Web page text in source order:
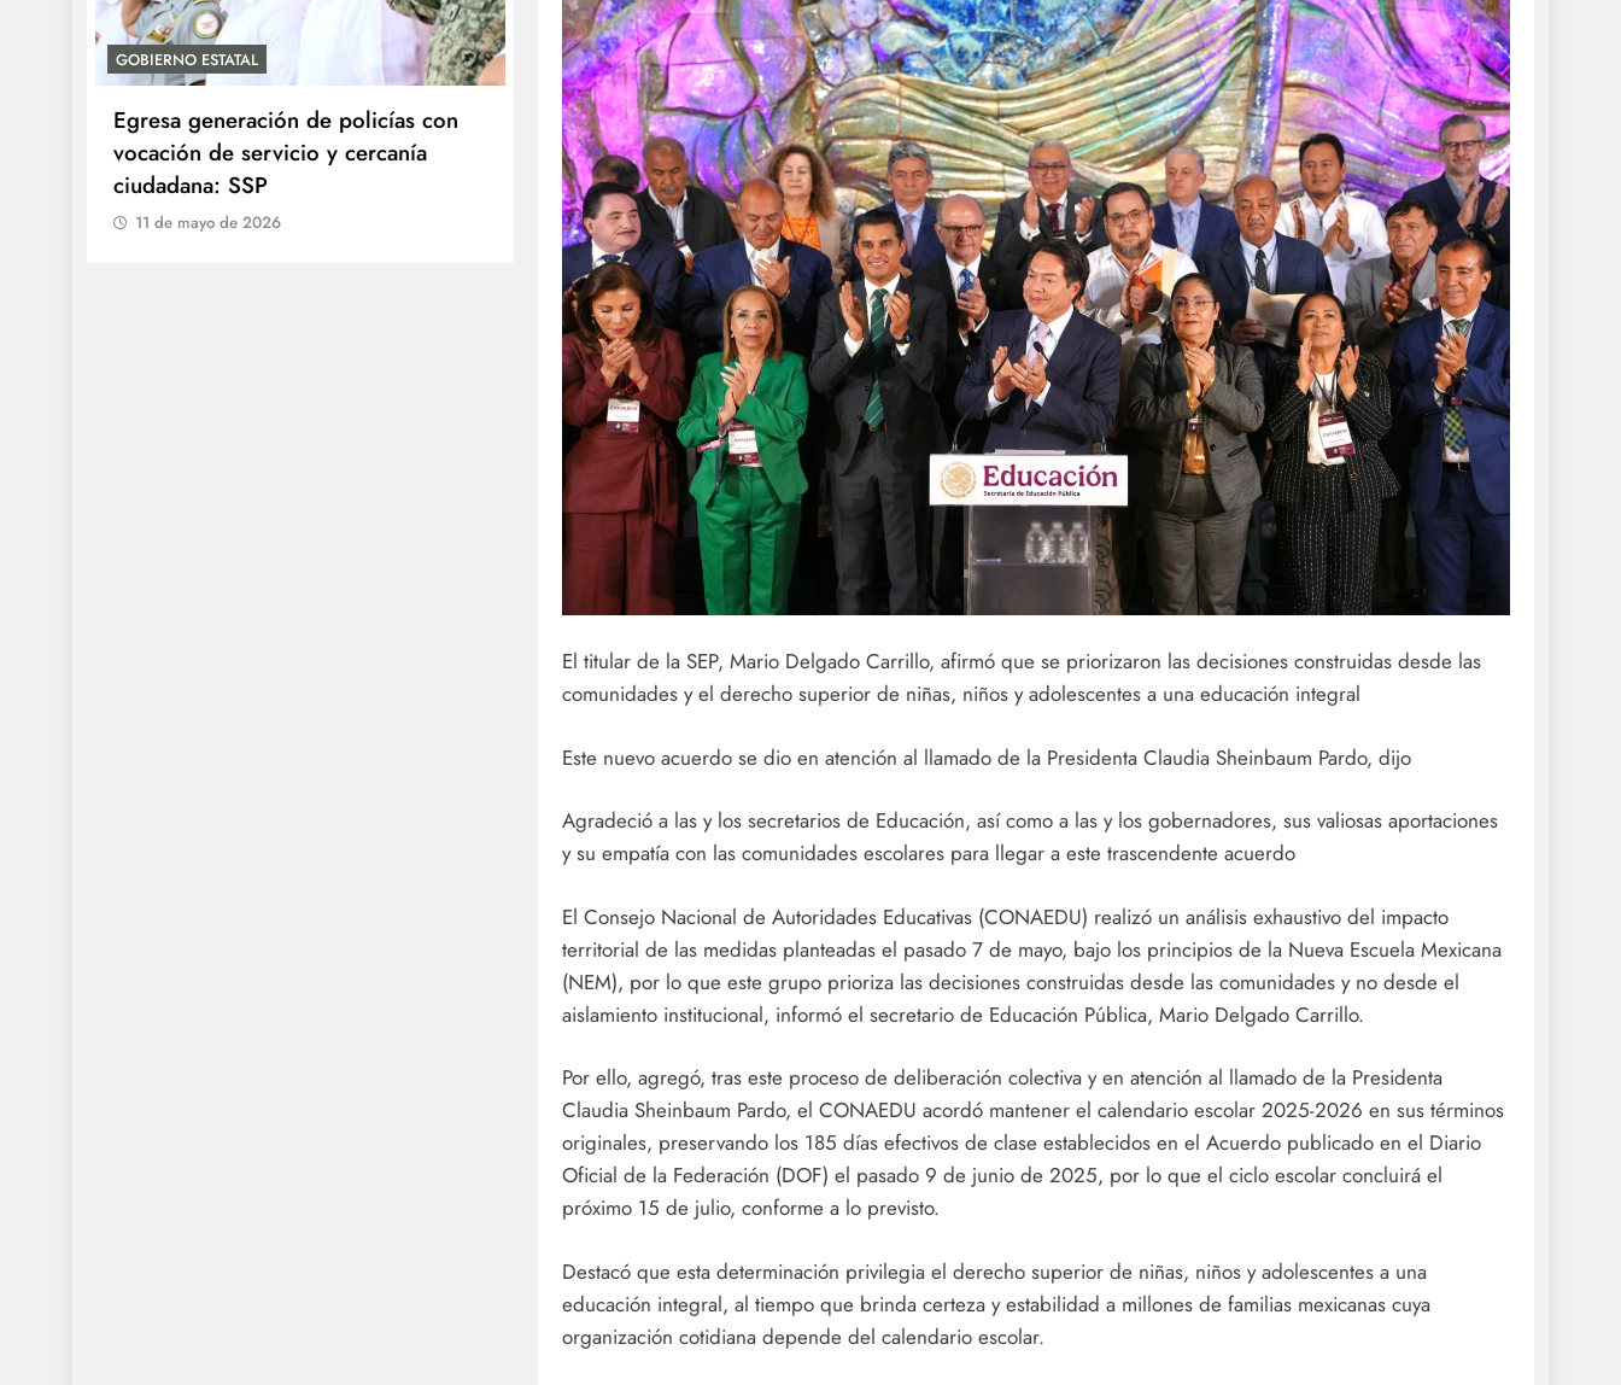
GOBIERNO ESTATAL
Egresa generación de policías con
vocación de servicio y cercanía
ciudadana: SSP
11 de mayo de 2026
ACTIVIDADES DE ROCÍO NAHLE
Entrega Gobernadora 5 mil apoyos a
la Palabra y a la Familia
11 de mayo de 2026
ACTIVIDADES DE ROCÍO NAHLE
Vacaciones seguras: más de 982
elementos resguardan destinos
turísticos
11 de mayo de 2026
El titular de la SEP, Mario Delgado Carrillo, afirmó que se priorizaron las decisiones construidas desde las
comunidades y el derecho superior de niñas, niños y adolescentes a una educación integral
Este nuevo acuerdo se dio en atención al llamado de la Presidenta Claudia Sheinbaum Pardo, dijo
Agradeció a las y los secretarios de Educación, así como a las y los gobernadores, sus valiosas aportaciones
y su empatía con las comunidades escolares para llegar a este trascendente acuerdo
El Consejo Nacional de Autoridades Educativas (CONAEDU) realizó un análisis exhaustivo del impacto
territorial de las medidas planteadas el pasado 7 de mayo, bajo los principios de la Nueva Escuela Mexicana
(NEM), por lo que este grupo prioriza las decisiones construidas desde las comunidades y no desde el
aislamiento institucional, informó el secretario de Educación Pública, Mario Delgado Carrillo.
Por ello, agregó, tras este proceso de deliberación colectiva y en atención al llamado de la Presidenta
Claudia Sheinbaum Pardo, el CONAEDU acordó mantener el calendario escolar 2025-2026 en sus términos
originales, preservando los 185 días efectivos de clase establecidos en el Acuerdo publicado en el Diario
Oficial de la Federación (DOF) el pasado 9 de junio de 2025, por lo que el ciclo escolar concluirá el
próximo 15 de julio, conforme a lo previsto.
Destacó que esta determinación privilegia el derecho superior de niñas, niños y adolescentes a una
educación integral, al tiempo que brinda certeza y estabilidad a millones de familias mexicanas cuya
organización cotidiana depende del calendario escolar.